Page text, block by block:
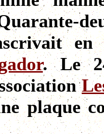
. Le
plaque